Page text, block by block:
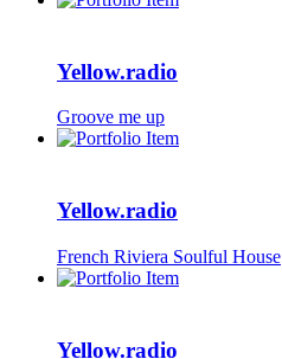
Yellow.radio
Groove me up
Yellow.radio
French Riviera Soulful House
Yellow.radio